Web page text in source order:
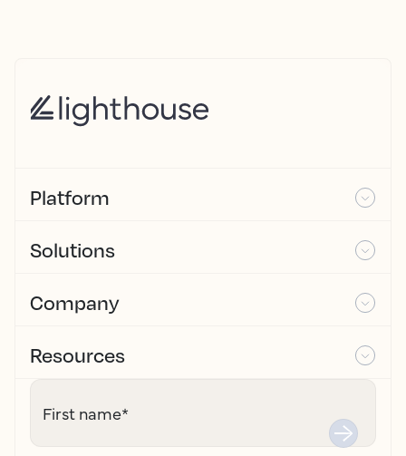
Platform
Solutions
Company
Resources
First name*